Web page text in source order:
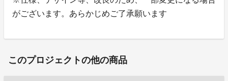
がございます。あらかじめご了承願います
このプロジェクトの他の商品